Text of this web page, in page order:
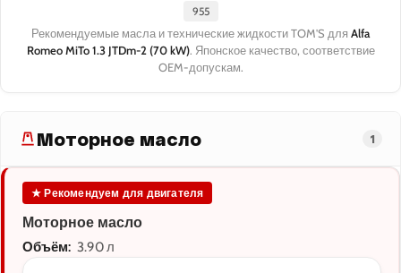
955
Рекомендуемые масла и технические жидкости TOM'S для Alfa
Romeo MiTo 1.3 JTDm-2 (70 kW). Японское качество, соответствие
OEM-допускам.
Моторное масло 1
★ Рекомендуем для двигателя
Моторное масло
Объём: 3.90 л